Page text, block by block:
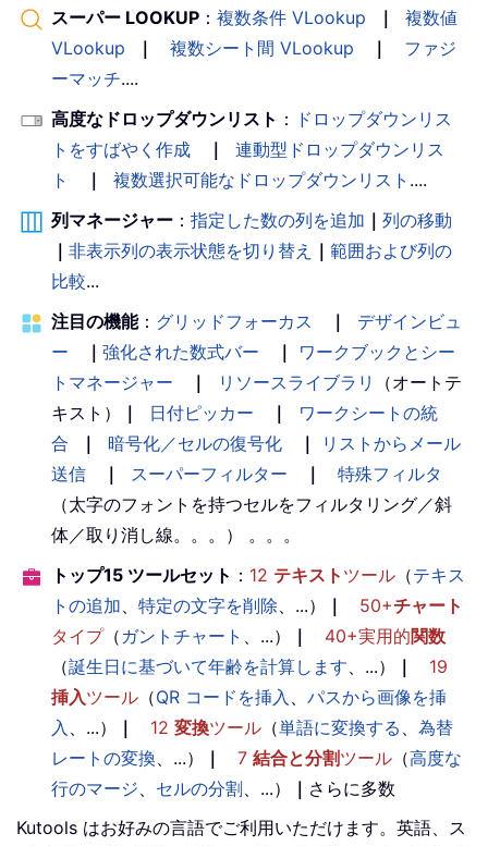
スーパー LOOKUP ： 複数条件 VLookup ｜
複数値
VLookup
｜ 複数シート間 VLookup ｜
ファジ
ーマッチ....
高度なドロップダウンリスト ： ドロップダウンリス
トをすばやく作成
｜
連動型ドロップダウンリス
ト
｜ 複数選択可能なドロップダウンリスト ....
列マネージャー ： 指定した数の列を追加 ｜ 列の移動
｜ 非表示列の表示状態を切り替え ｜ 範囲および列の
比較...
注目の機能： グリッドフォーカス ｜
デザインビュ
ー
｜ 強化された数式バー ｜
ワークブックとシー
トマネージャー
｜ リソースライブラリ
（オートテ
キスト）
｜ 日付ピッカー ｜
ワークシートの統
合
｜ 暗号化／セルの復号化 ｜
リストからメール
送信
｜ スーパーフィルター ｜
特殊フィルタ
（太字のフォントを持つセルをフィルタリング／斜
体／取り消し線。。。） 。。。
トップ15 ツールセット ： 12 テキスト ツール （テキス
トの追加、 特定の文字を削除、...） ｜ 50+チャート
タイプ（ ガントチャート 、...） ｜ 40+実用的関数
（誕生日に基づいて年齢を計算します、...） ｜
19
挿入ツール （QR コードを挿入 、 パスから画像を挿
入 、...） ｜ 12 変換ツール （単語に変換する 、 為替
レートの変換、...） ｜ 7 結合と分割ツール （高度な
行のマージ、 セルの分割、...） ｜ さらに多数
Kutools はお好みの言語でご利用いただけます。英語、ス